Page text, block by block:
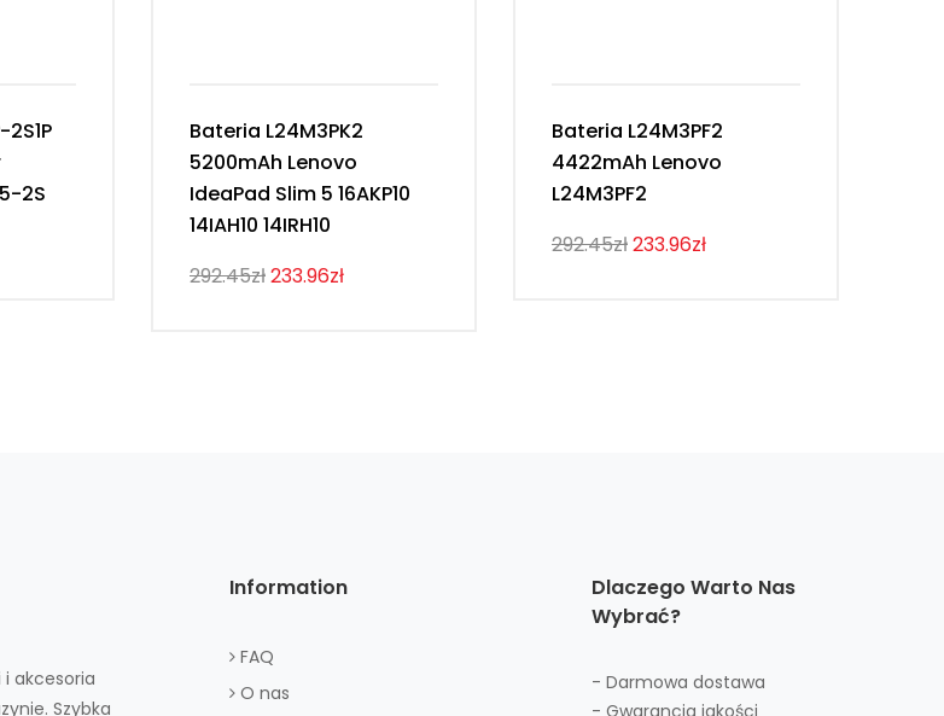
2S
Bateria L24M3PK2
5200mAh Lenovo
IdeaPad Slim 5 16AKP10
14IAH10 14IRH10
292.45zł233.96zł
Bateria L24M3PF2
4422mAh Lenovo
L24M3PF2
292.45zł233.96zł
akcesoria
Szybka
Information
FAQ
O nas
Dlaczego Warto Nas
Wybrać?
- Darmowa dostawa
- Gwarancja jakości